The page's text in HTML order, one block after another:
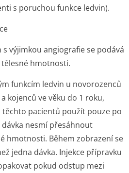
s poruchou funkce ledvin).
s výjimkou angiografie se podává
hmotnosti.
funkcím ledvin u novorozenců
kojenců ve věku do 1 roku,
těchto pacientů použít pouze po
dávka nesmí přesáhnout
hmotnosti. Během zobrazení se
jedna dávka. Injekce přípravku
pokud odstup mezi